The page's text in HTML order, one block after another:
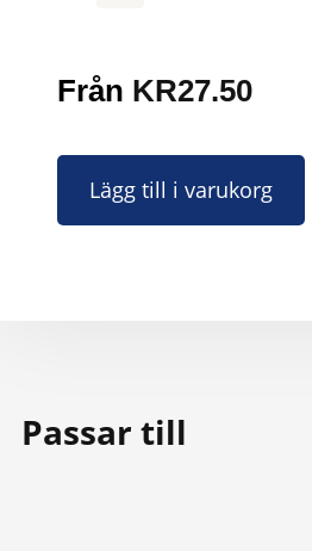
Från 27.50
KR
Lägg till i varukorg
Passar till